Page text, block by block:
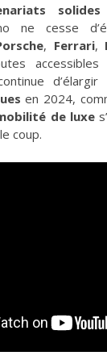
solides
ne cesse
, Ferrari,
en 2024,
de luxe
coup.